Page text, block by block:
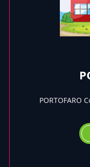
PORTOFARO